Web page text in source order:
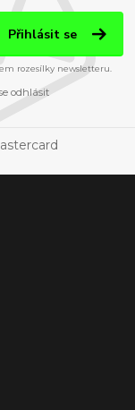
Přihlásit se
rozesílky newsletteru.
odhlásit